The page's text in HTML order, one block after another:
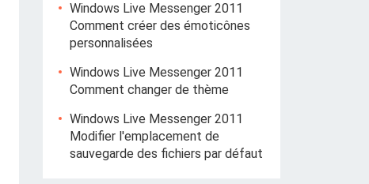
Windows Live Messenger 2011
Comment créer des émoticônes
personnalisées
Windows Live Messenger 2011
Comment changer de thème
Windows Live Messenger 2011
Modifier l'emplacement de
sauvegarde des fichiers par défaut